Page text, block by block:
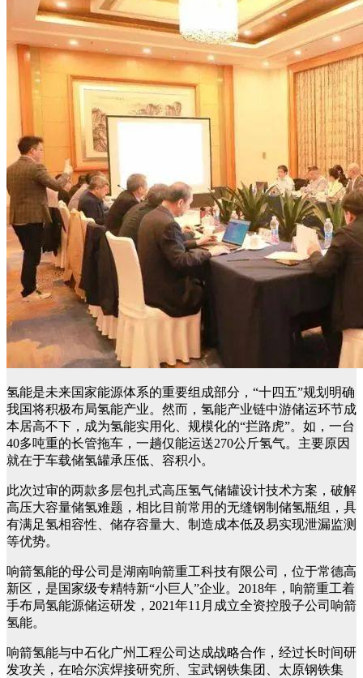
氢能是未来国家能源体系的重要组成部分，“十四五”规划明确
我国将积极布局氢能产业。然而，氢能产业链中游储运环节成
本居高不下，成为氢能实用化、规模化的“拦路虎”。如，一台
40多吨重的长管拖车，一趟仅能运送270公斤氢气。主要原因
就在于车载储氢罐承压低、容积小。
此次过审的两款多层包扎式高压氢气储罐设计技术方案，破解
高压大容量储氢难题，相比目前常用的无缝钢制储氢瓶组，具
有满足氢相容性、储存容量大、制造成本低及易实现泄漏监测
等优势。
响箭氢能的母公司是湖南响箭重工科技有限公司，位于常德高
新区，是国家级专精特新“小巨人”企业。2018年，响箭重工着
手布局氢能源储运研发，2021年11月成立全资控股子公司响箭
氢能。
响箭氢能与中石化广州工程公司达成战略合作，经过长时间研
发攻关，在哈尔滨焊接研究所、宝武钢铁集团、太原钢铁集